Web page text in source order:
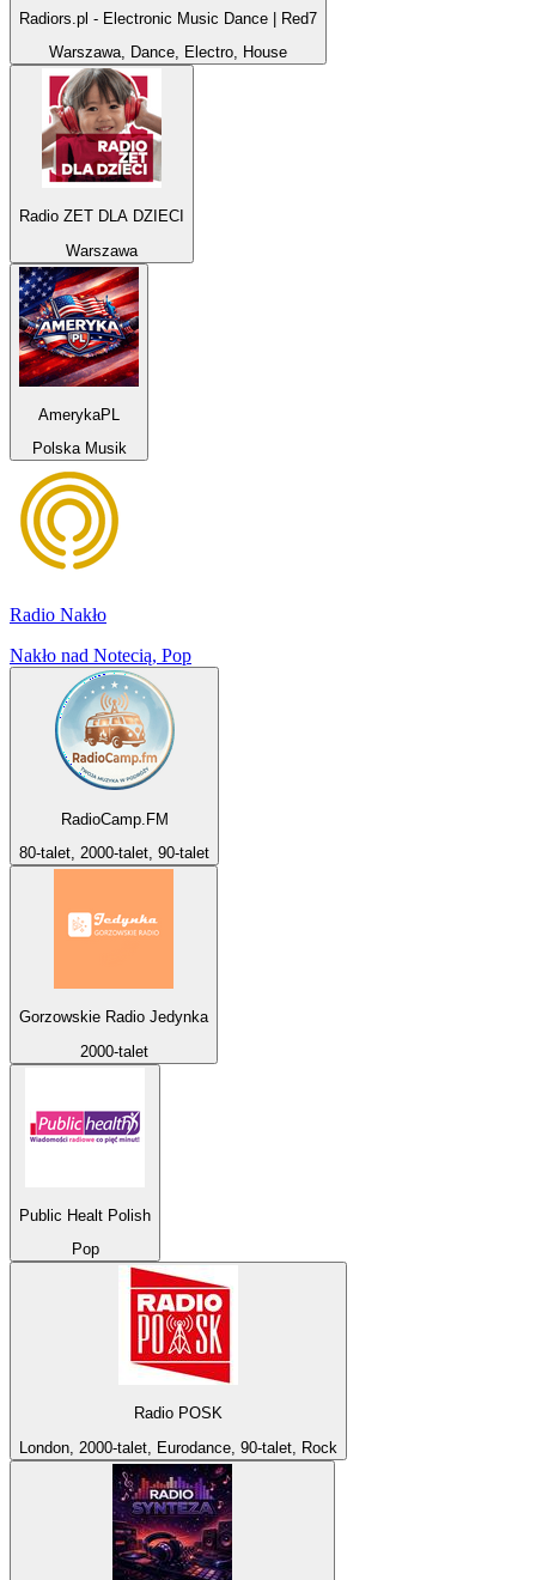
Radiors.pl - Electronic Music Dance | Red7
Warszawa, Dance, Electro, House
Radio ZET DLA DZIECI
Warszawa
AmerykaPL
Polska Musik
Radio Nakło
Nakło nad Notecią, Pop
RadioCamp.FM
80-talet, 2000-talet, 90-talet
Gorzowskie Radio Jedynka
2000-talet
Public Healt Polish
Pop
Radio POSK
London, 2000-talet, Eurodance, 90-talet, Rock